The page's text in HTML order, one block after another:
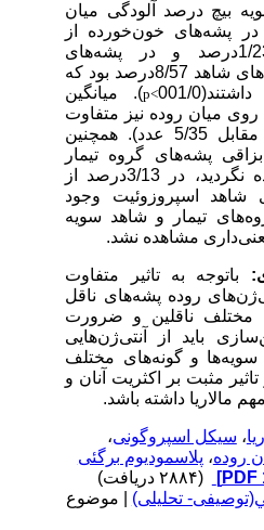
بیچ درصد آلودگی میان
پشه‌های خون‌خورده از
موش‌های ایمن 1/23درصد و در پشه‌های
خون‌خورده از موش‌های شاهد 8/57درصد بود که
001/0
p<). میانگین
میان روده نیز متفاوت
بود (به‌ترتیب 4 در مقابل 5/35 عدد). همچنین
پشه‌های گروه تیمار
اسپروزوئیت مشاهده نگردید، در 3/13درصد از
اسپروزوئیت وجود
تیمار و شاهد سویه
مشاهده نشد.
باتوجه به تاثیر متفاوت
روده پشه‌های ناقل
مختلف ناقلین و ضرورت
باید از آنتی‌ژن‌هایی
و گونه‌های مختلف
مثبت بر اکثریت آنان و
مالاریا داشته باشد.
،سیکل اسپروگونی،
روده،پلاسمودیوم برگئی
تحلیلی) | موضوع